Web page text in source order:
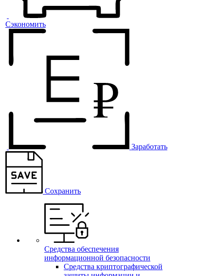
Сэкономить
Заработать
Сохранить
Средства обеспечения
информационной безопасности
Средства криптографической